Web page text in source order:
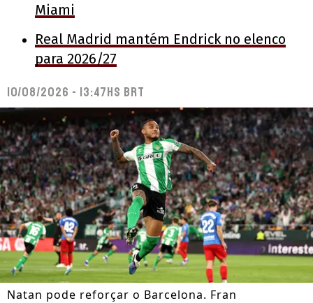
Miami
Real Madrid mantém Endrick no elenco
para 2026/27
10/08/2026 - 13:47hs BRT
Natan pode reforçar o Barcelona. Fran